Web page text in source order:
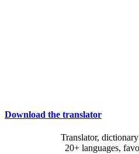
Download the translator
Translator,
20+ languages,